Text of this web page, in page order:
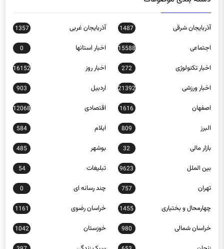
آذربایجان شرقی 1487 آذربایجان غربی 1357
اجتماعی 15588 اخبار استانها 0
اخبار تکنولوژی 272 اخبار روز 16152
اخبار ورزشی 21392 اردبیل 903
اصفهان 1616 اقتصادی 12068
البرز 809 ایلام 584
بازار مالی 32 بوشهر 485
بین الملل 9623 تبلیغات 54
تهران 757 چند رسانه ای 0
چهارمحال و بختیاری 1455 خراسان رضوی 1161
خراسان شمالی 980 خوزستان 1042